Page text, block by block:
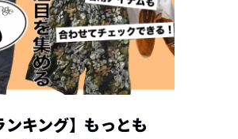
ンキング】もっとも